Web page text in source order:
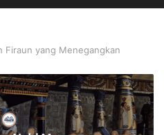
Firaun yang Menegangkan